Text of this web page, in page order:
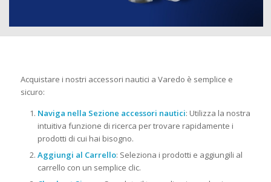
Acquistare i nostri accessori nautici a Varedo è semplice e
sicuro:
Naviga nella Sezione accessori nautici: Utilizza la nostra
intuitiva funzione di ricerca per trovare rapidamente i
prodotti di cui hai bisogno.
Aggiungi al Carrello: Seleziona i prodotti e aggiungili al
carrello con un semplice clic.